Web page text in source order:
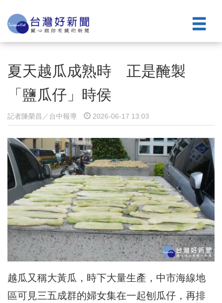
夏天越瓜成熟時 正是醃製
「鹽瓜仔」時侯
記者陳榮昌／台中報導 2026-06-17 13:03
越瓜又稱大黃瓜，時下大量生產，中市海線地
區可見三五成群的婦女集在一起刨瓜仔，再排